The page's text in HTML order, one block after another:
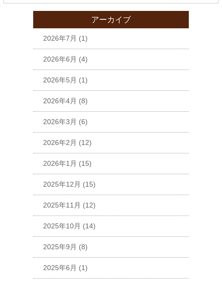
アーカイブ
2026年7月 (1)
2026年6月 (4)
2026年5月 (1)
2026年4月 (8)
2026年3月 (6)
2026年2月 (12)
2026年1月 (15)
2025年12月 (15)
2025年11月 (12)
2025年10月 (14)
2025年9月 (8)
2025年6月 (1)